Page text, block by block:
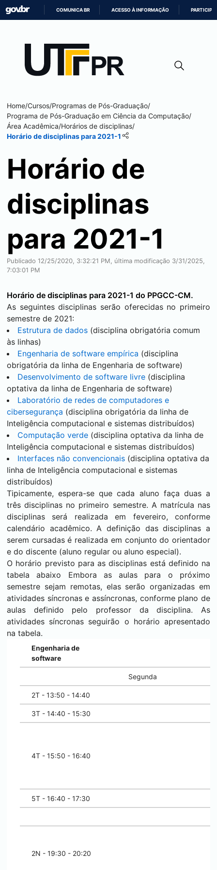
CONTEÚDO
COMUNICA BR ACESSO À INFORMAÇÃO PARTICIPE
Home/Cursos/Programas de Pós-Graduação/
Programa de Pós-Graduação em Ciência da Computação/
Área Acadêmica/Horários de disciplinas/
Horário de disciplinas para 2021-1
Horário de
disciplinas
para 2021-1
Publicado 12/25/2020, 3:32:21 PM, última modificação 3/31/2025,
7:03:01 PM
Horário de disciplinas para 2021-1 do PPGCC-CM.
As seguintes disciplinas serão oferecidas no primeiro
semestre de 2021:
Estrutura de dados (disciplina obrigatória comum
às linhas)
Engenharia de software empírica (disciplina
obrigatória da linha de Engenharia de software)
Desenvolvimento de software livre (disciplina
optativa da linha de Engenharia de software)
Laboratório de redes de computadores e
cibersegurança (disciplina obrigatória da linha de
Inteligência computacional e sistemas distribuídos)
Computação verde (disciplina optativa da linha de
Inteligência computacional e sistemas distribuídos)
Interfaces não convencionais (disciplina optativa da
linha de Inteligência computacional e sistemas
distribuídos)
Tipicamente, espera-se que cada aluno faça duas a
três disciplinas no primeiro semestre. A matrícula nas
disciplinas será realizada em fevereiro, conforme
calendário acadêmico. A definição das disciplinas a
serem cursadas é realizada em conjunto do orientador
e do discente (aluno regular ou aluno especial).
O horário previsto para as disciplinas está definido na
tabela abaixo Embora as aulas para o próximo
semestre sejam remotas, elas serão organizadas em
atividades síncronas e assíncronas, conforme plano de
aulas definido pelo professor da disciplina. As
atividades síncronas seguirão o horário apresentado
na tabela.
Engenharia de
software
Segunda
2T - 13:50 - 14:40
3T - 14:40 - 15:30
4T - 15:50 - 16:40
5T - 16:40 - 17:30
2N - 19:30 - 20:20